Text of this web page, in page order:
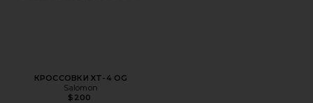
КРОССОВКИ XT-4 OG
Salomon
$200